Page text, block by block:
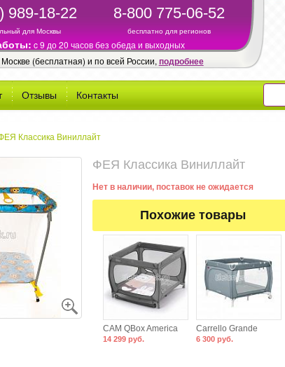
989-18-22
для Москвы
8-800 775-06-52
бесплатно для регионов
c 9 до 20 часов без обеда и выходных
(бесплатная) и по всей России, подробнее
Отзывы Контакты
Классика Виниллайт
ФЕЯ Классика Виниллайт
Нет в наличии, поставок не ожидается
Похожие товары
CAM QBox America
14 299 руб.
Carrello Grande
6 300 руб.